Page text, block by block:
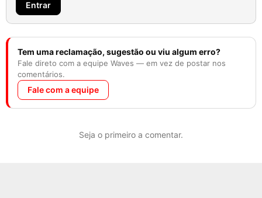
Entrar
Tem uma reclamação, sugestão ou viu algum erro?
Fale direto com a equipe Waves — em vez de postar nos
comentários.
Fale com a equipe
Seja o primeiro a comentar.